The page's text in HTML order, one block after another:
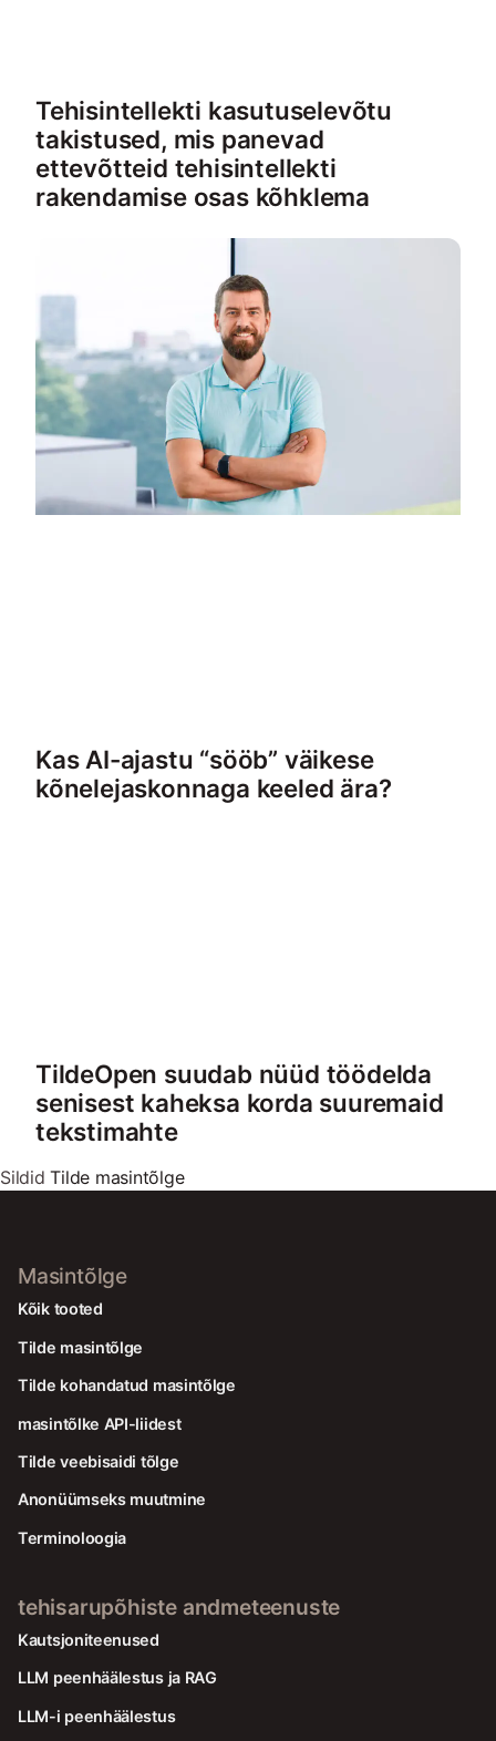
Tehisintellekti kasutuselevõtu
takistused, mis panevad
ettevõtteid tehisintellekti
rakendamise osas kõhklema
Kas AI-ajastu “sööb” väikese
kõnelejaskonnaga keeled ära?
TildeOpen suudab nüüd töödelda
senisest kaheksa korda suuremaid
tekstimahte
SildidTilde masintõlge
Masintõlge
Kõik tooted
Tilde masintõlge
Tilde kohandatud masintõlge
masintõlke API-liidest
Tilde veebisaidi tõlge
Anonüümseks muutmine
Terminoloogia
tehisarupõhiste andmeteenuste
Kautsjoniteenused
LLM peenhäälestus ja RAG
LLM-i peenhäälestus